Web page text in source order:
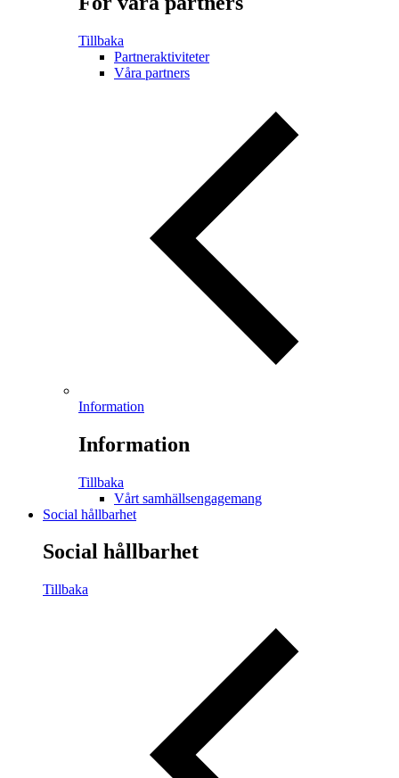
Tillbaka
Partneraktiviteter
Våra partners
Information
Information
Tillbaka
Vårt samhällsengagemang
Social hållbarhet
Social hållbarhet
Tillbaka